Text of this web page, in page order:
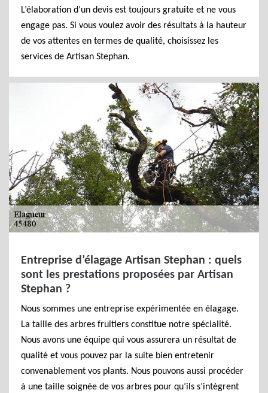
L’élaboration d’un devis est toujours gratuite et ne vous
engage pas. Si vous voulez avoir des résultats à la hauteur
de vos attentes en termes de qualité, choisissez les
services de Artisan Stephan.
Entreprise d’élagage Artisan Stephan : quels
sont les prestations proposées par Artisan
Stephan ?
Nous sommes une entreprise expérimentée en élagage.
La taille des arbres fruitiers constitue notre spécialité.
Nous avons une équipe qui vous assurera un résultat de
qualité et vous pouvez par la suite bien entretenir
convenablement vos plants. Nous pouvons aussi procéder
à une taille soignée de vos arbres pour qu’ils s’intègrent